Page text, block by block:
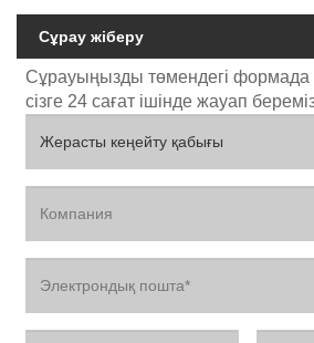
Сұрау жіберу
Сұрауыңызды төмендегі формада
сізге 24 сағат ішінде жауап